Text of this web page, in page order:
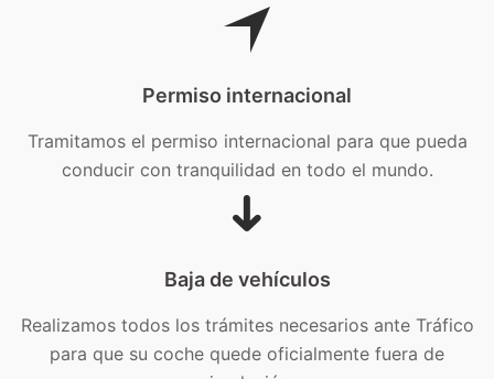
Permiso internacional
Tramitamos el permiso internacional para que pueda
conducir con tranquilidad en todo el mundo.
Baja de vehículos
Realizamos todos los trámites necesarios ante Tráfico
para que su coche quede oficialmente fuera de